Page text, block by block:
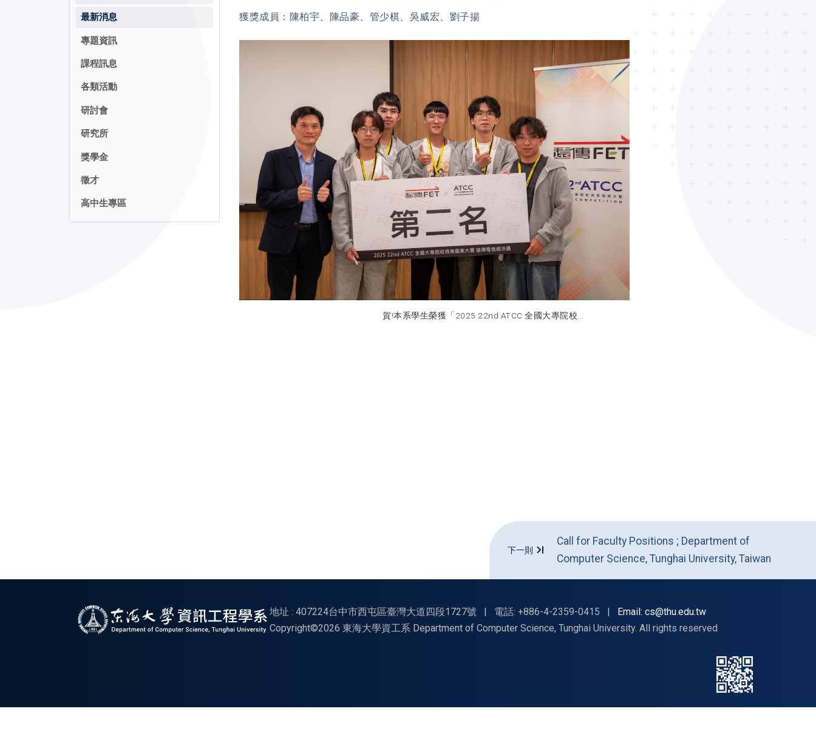
最新消息
專題資訊
課程訊息
各類活動
研討會
研究所
獎學金
徵才
高中生專區
獲獎成員：陳柏宇、陳品豪、管少棋、吳威宏、劉子揚
賀!本系學生榮獲「2025 22nd ATCC 全國大專院校...
下一則
Call for Faculty Positions ; Department of
Computer Science, Tunghai University, Taiwan
地址 : 407224台中市西屯區臺灣大道四段1727號 | 電話: +886-4-2359-0415 |
Email: cs@thu.edu.tw
Copyright©2026 東海大學資工系 Department of Computer Science, Tunghai University. All rights reserved